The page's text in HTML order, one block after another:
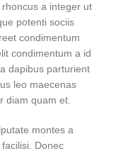
a integer ut
potenti sociis
condimentum
condimentum a id
dapibus parturient
leo maecenas
diam quam et.
montes a
Donec